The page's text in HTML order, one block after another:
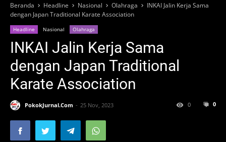
Beranda Headline Nasional Olahraga
INKAI Jalin Kerja Sama
dengan Japan Traditional Karate Association
Headline Nasional Olahraga
INKAI Jalin Kerja Sama
dengan Japan Traditional
Karate Association
PokokJurnal.Com 25 Nov, 2023 0
0